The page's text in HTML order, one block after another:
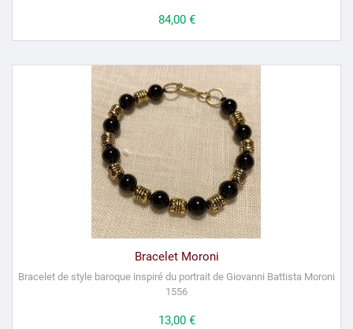
Prix
84,00 €
Bracelet Moroni
Bracelet de style baroque inspiré du portrait de Giovanni Battista Moroni
1556
Prix
13,00 €